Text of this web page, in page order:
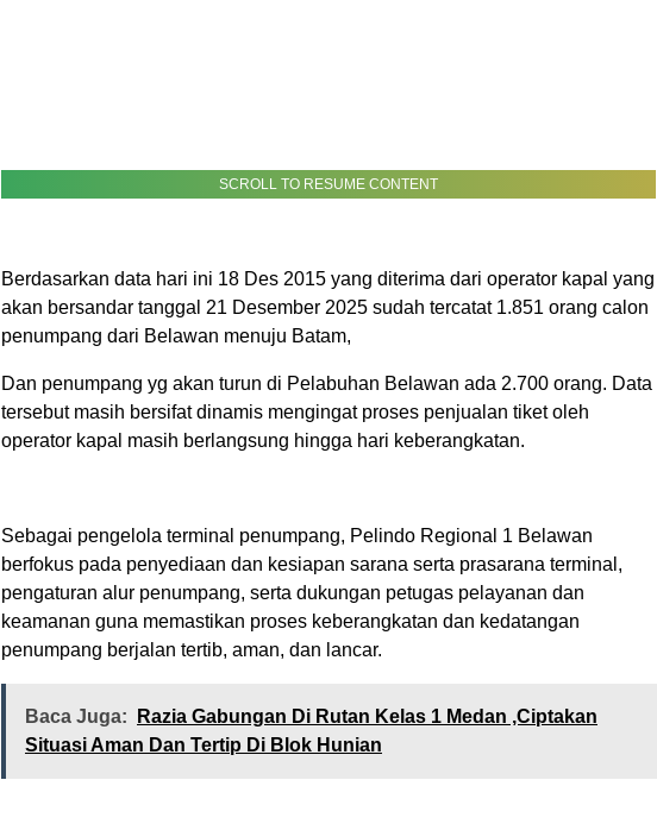
SCROLL TO RESUME CONTENT
Berdasarkan data hari ini 18 Des 2015 yang diterima dari operator kapal yang
akan bersandar tanggal 21 Desember 2025 sudah tercatat 1.851 orang calon
penumpang dari Belawan menuju Batam,
Dan penumpang yg akan turun di Pelabuhan Belawan ada 2.700 orang. Data
tersebut masih bersifat dinamis mengingat proses penjualan tiket oleh
operator kapal masih berlangsung hingga hari keberangkatan.
Sebagai pengelola terminal penumpang, Pelindo Regional 1 Belawan
berfokus pada penyediaan dan kesiapan sarana serta prasarana terminal,
pengaturan alur penumpang, serta dukungan petugas pelayanan dan
keamanan guna memastikan proses keberangkatan dan kedatangan
penumpang berjalan tertib, aman, dan lancar.
Baca Juga:
Razia Gabungan Di Rutan Kelas 1 Medan ,Ciptakan
Situasi Aman Dan Tertip Di Blok Hunian